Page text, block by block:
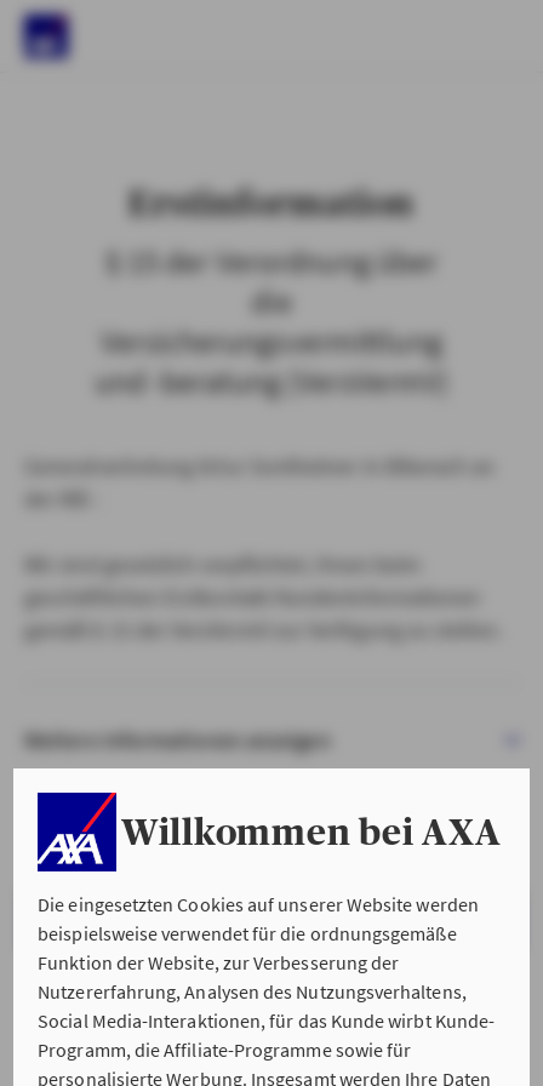
Willkommen bei AXA
Die eingesetzten Cookies auf unserer Website werden
beispielsweise verwendet für die ordnungsgemäße
Funktion der Website, zur Verbesserung der
Nutzererfahrung, Analysen des Nutzungsverhaltens,
Social Media-Interaktionen, für das Kunde wirbt Kunde-
Programm, die Affiliate-Programme sowie für
personalisierte Werbung. Insgesamt werden Ihre Daten
Erstinformation
§ 15 der Verordnung über
die
Versicherungsvermittlung
und -beratung (VersVermV)
Weitere Informationen anzeigen
VERSTANDEN & WEITER